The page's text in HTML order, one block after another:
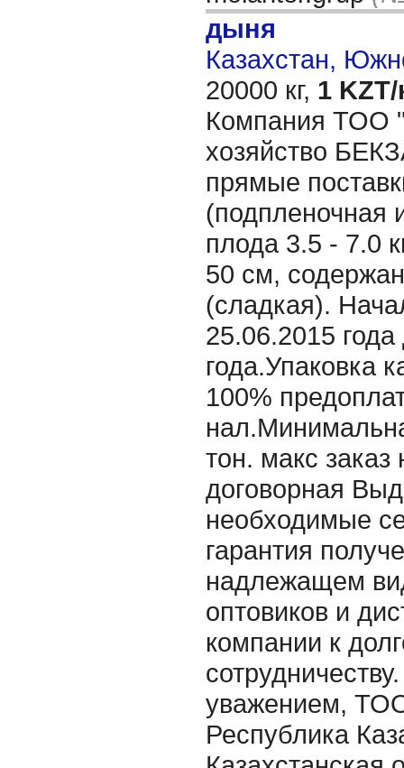
дыня
Казахстан,
20000 кг, 1 KZT/
Компания ТОО
хозяйство
прямые
(подпленочная
плода 3.5 - 7.0
50 см,
(сладкая).
25.06.2015
года.Упаковка
100%
тон. макс
договорная
необходимые
гарантия
надлежащем
оптовиков и
компании к
уважением,
Республика